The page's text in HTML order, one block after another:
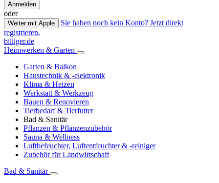
Anmelden
oder
Weiter mit Apple
Sie haben noch kein Konto? Jetzt direkt
registrieren.
billiger.de
Heimwerken & Garten
Garten & Balkon
Haustechnik & -elektronik
Klima & Heizen
Werkstatt & Werkzeug
Bauen & Renovieren
Tierbedarf & Tierfutter
Bad & Sanitär
Pflanzen & Pflanzenzubehör
Sauna & Wellness
Luftbefeuchter, Luftentfeuchter & -reiniger
Zubehör für Landwirtschaft
Bad & Sanitär